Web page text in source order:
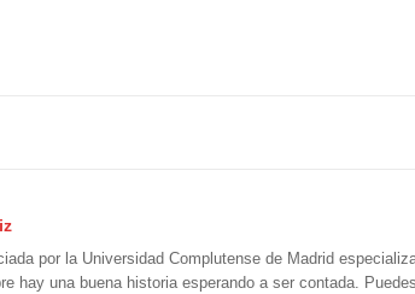
por la Universidad Complutense de Madrid
hay una buena historia esperando a ser contada.